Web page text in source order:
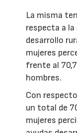
La misma
respecta a
desarrollo
mujeres
frente al
hombres.
Con
un total de
mujeres